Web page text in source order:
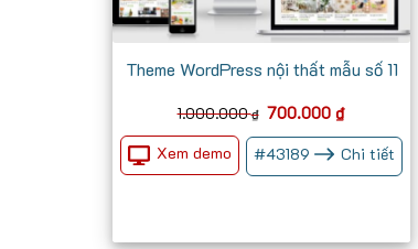
Theme WordPress nội thất mẫu số 11
1.000.000₫ Giá
là:
1.000.000 ₫.
700.000₫Giá
tại
là:
700.000 ₫.
Xem demo #43189 Chi tiết